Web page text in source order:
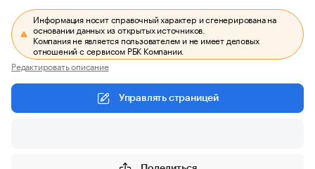
Информация носит справочный характер и сгенерирована на
основании данных из открытых источников.
Компания не является пользователем и не имеет деловых
отношений с сервисом РБК Компании.
Редактировать описание
Управлять страницей